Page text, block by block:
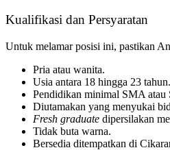
Kualifikasi dan Persyaratan
Untuk melamar posisi ini, pastikan
Pria atau wanita.
Usia antara 18 hingga 23 tahun.
Pendidikan minimal SMA atau
Diutamakan yang menyukai
Fresh graduate dipersilakan
Tidak buta warna.
Bersedia ditempatkan di